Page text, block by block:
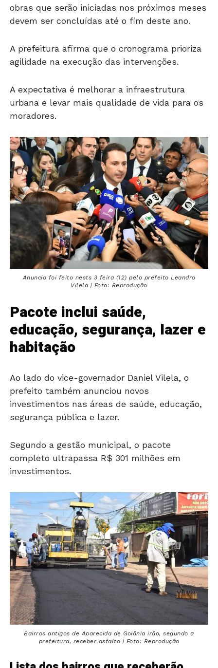
obras que serão iniciadas nos próximos meses
devem ser concluídas até o fim deste ano.
A prefeitura afirma que o cronograma prioriza
agilidade na execução das intervenções.
A expectativa é melhorar a infraestrutura
urbana e levar mais qualidade de vida para os
moradores.
Anuncio foi feito nests 3 feira (12) pelo prefeito Leandro
Vilela | Foto: Reprodução
Pacote inclui saúde,
educação, segurança, lazer e
habitação
Ao lado do vice-governador Daniel Vilela, o
prefeito também anunciou novos
investimentos nas áreas de saúde, educação,
segurança pública e lazer.
Segundo a gestão municipal, o pacote
completo ultrapassa R$ 301 milhões em
investimentos.
Bairros antigos de Aparecida de Goiânia irão, segundo a
prefeitura, receber asfalto | Foto: Reprodução